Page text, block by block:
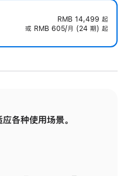
RMB 14,499 起
或 RMB 605/月 (24 期) 起
各种使用场景。